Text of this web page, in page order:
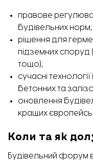
правове
будівельних норм;
рішення для
підземних
тощо);
сучасні
бетонних та
оновлення
кращих
Коли та як
Будівельний форум